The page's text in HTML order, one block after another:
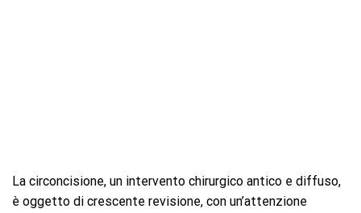
La circoncisione, un intervento chirurgico antico e diffuso,
è oggetto di crescente revisione, con un’attenzione